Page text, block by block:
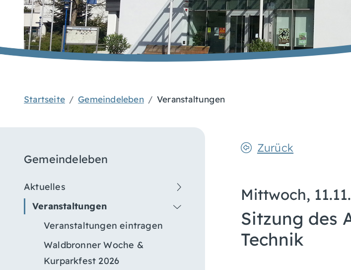
Startseite Gemeindeleben Veranstaltungen
Gemeindeleben
Aktuelles
Veranstaltungen
Veranstaltungen eintragen
Waldbronner Woche &
Kurparkfest 2026
Zurück
Mittwoch,
Sitzung des
Technik